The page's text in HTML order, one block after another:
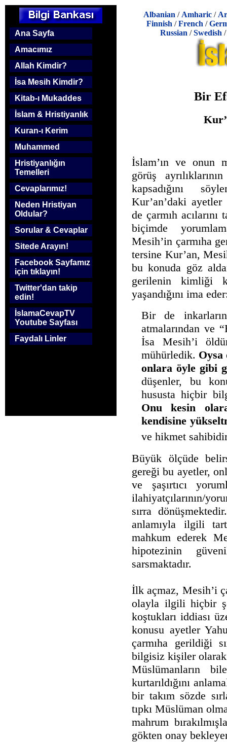
Ana Sayfa
Amacımız
Allah Kimdir?
İsa Mesih Kimdir?
Kitab-ı Mukaddes
İslam & Hristiyanlık
Kuran-ı Kerim
Muhammed
Hristiyanlığın
Temelleri
Cevaplarımız!
Neden Hristiyan
Oldular?
Sorular & Cevaplar
Sitede Arayın!
Facebook Sayfamız
için tıklayın!
Twitter'dan takip
edin!
İslamaCevapTV
Youtube Sayfası
Faydalı Linler
Albanian / Amharic/
Finnish /French /
Russian /Swedish
Bir
İslam’ın ve onun
görüş
kapsadığını
Kur’an’daki
de çarmıh
biçimde
Mesih’in çarmıha
tersine Kur’an,
bu konuda göz
gerilenin kimliği
yaşandığını ima
Bir de
atmalarından ve
İsa Mesih’i
mühürledik. Oysa
onlara öyle gibi
düşenler, bu
hususta hiçbir
Onu kesin
kendisine
ve hikmet
Büyük ölçüde
gereği bu ayetler,
ve şaşırtıcı
ilahiyatçılarının/
sırra
anlamıyla ilgili
mahkum ederek
hipotezinin
sarsmaktadır.
İlk açmaz, Mesih’i
olayla ilgili hiçbir
koştukları iddiası
konusu ayetler
çarmıha gerildiği
bilgisiz kişiler olarak
Müslümanların
kurtarıldığını
bir takım sözde
tıpkı Müslüman
mahrum
gökten onay